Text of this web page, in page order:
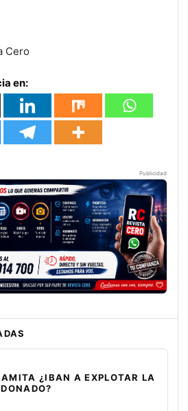
Cero
en:
Publicidad
¿IBAN A EXPLOTAR LA